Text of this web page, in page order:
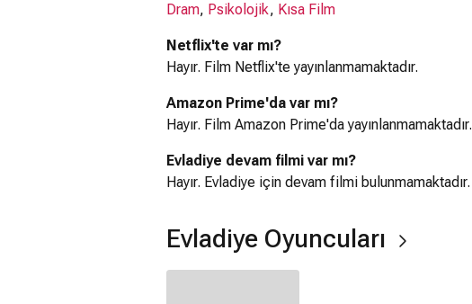
Dram, Psikolojik, Kısa Film
Netflix'te var mı?
Hayır. Film Netflix'te yayınlanmamaktadır.
Amazon Prime'da var mı?
Hayır. Film Amazon Prime'da yayınlanmamaktadır.
Evladiye devam filmi var mı?
Hayır. Evladiye için devam filmi bulunmamaktadır.
Evladiye Oyuncuları